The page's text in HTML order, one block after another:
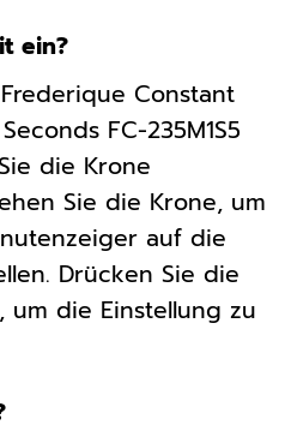
ein?
Constant
FC-235M1S5
die Krone
Sie die Krone, um
auf die
Drücken Sie die
die Einstellung zu